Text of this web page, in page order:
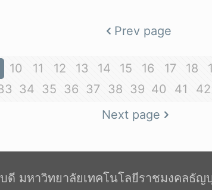
Prev page
10 11 12 13 14 15 16 17 18
34 35 36 37 38 39 40 41 42
Next page
ดี มหาวิทยาลัยเทคโนโลยีราชมงคลธัญ